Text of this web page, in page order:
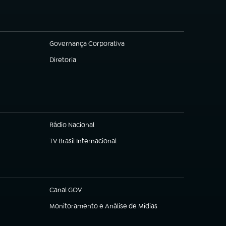
Governança Corporativa
(abre em nova aba)
Diretoria
(abre em nova aba)
Rádio Nacional
TV Brasil Internacional
(abre em nova aba)
Canal GOV
(abre em nova aba)
Monitoramento e Análise de Mídias
(abre em nova aba)